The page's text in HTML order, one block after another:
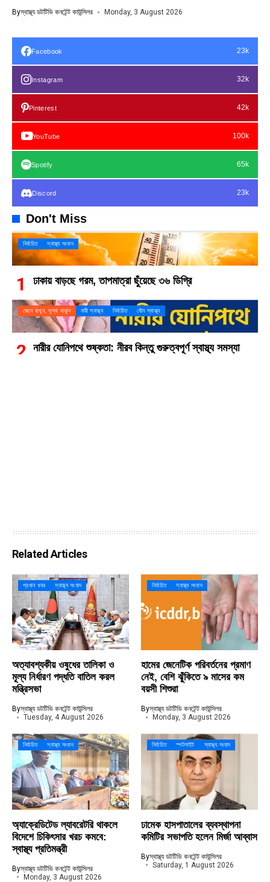
Byস্বাস্থ্য ডটটিভি কনটেন্ট কাউন্সিলর Monday, 3 August 2026
Facebook 23k
Instagram 32k
Pinterest 42k
YouTube 100k
Spotify 65k
Discord 23k
Don't Miss
নির্বাচিত স্বাস্থ্য সংবাদ
ঢাকায় বাড়ছে গরম, তাপমাত্রা ছুঁয়েছে ৩৬ ডিগ্রি
জেনে রাখুন, সুস্থ থাকুন নারী স্বাস্থ্য নির্বাচিত যৌন স্বাস্থ্য
নারীর যোনিপথে শুষ্কতা: নীরব কিন্তু গুরুত্বপূর্ণ স্বাস্থ্য সমস্যা
Related Articles
প্রধান খবর স্বাস্থ্য সংবাদ
অত্যাবশ্যকীয় ওষুধের তালিকা ও
মূল্য নির্ধারণ পদ্ধতি বাতিল করল
মন্ত্রিসভা
Byস্বাস্থ্য ডটটিভি কনটেন্ট কাউন্সিলর
Tuesday, 4 August 2026
নির্বাচিত স্বাস্থ্য সংবাদ
হামের জেনেটিক পরিবর্তনের প্রমাণ
নেই, বেশি ঝুঁকিতে ৯ মাসের কম
বয়সী শিশুরা
Byস্বাস্থ্য ডটটিভি কনটেন্ট কাউন্সিলর
Monday, 3 August 2026
নির্বাচিত স্বাস্থ্য সংবাদ
অ্যাক্রেডিটেড ল্যাবরেটরি থাকলে
বিদেশে চিকিৎসার খরচ কমবে:
স্বাস্থ্য প্রতিমন্ত্রী
Byস্বাস্থ্য ডটটিভি কনটেন্ট কাউন্সিলর
Monday, 3 August 2026
নির্বাচিত স্পটলাইট স্বাস্থ্য সংবাদ
ঢামেক হাসপাতালের ব্যবস্থাপনা
কমিটির সভাপতি হলেন মির্জা আব্বাস
Byস্বাস্থ্য ডটটিভি কনটেন্ট কাউন্সিলর
Saturday, 1 August 2026